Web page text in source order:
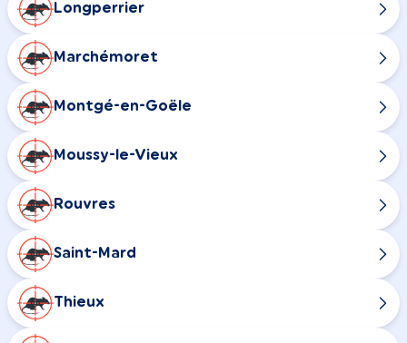
Longperrier
Marchémoret
Montgé-en-Goële
Moussy-le-Vieux
Rouvres
Saint-Mard
Thieux